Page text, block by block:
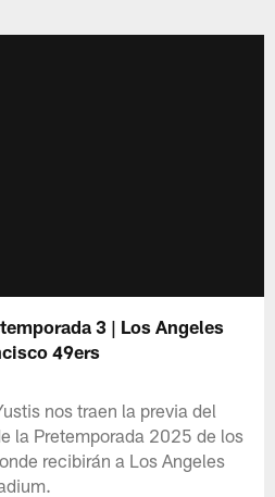
3 | Los Angeles
49ers
nos traen la previa del
la Pretemporada 2025 de los
recibirán a Los Angeles